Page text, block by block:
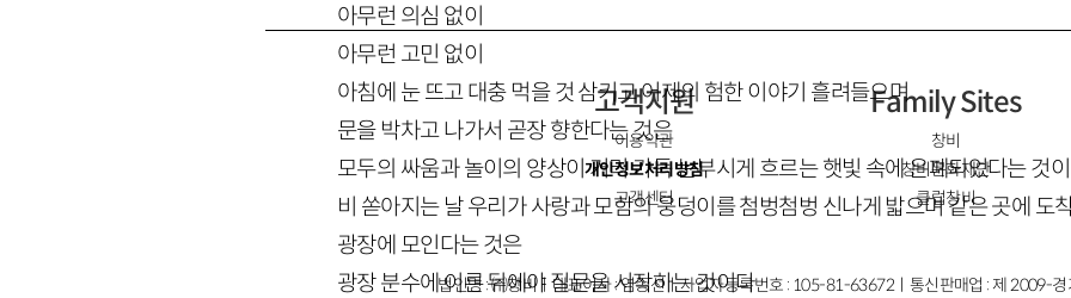
아무런 의심 없이
아무런 고민 없이
아침에 눈 뜨고 대충 먹을 것 삼키고 어제의 험한 이야기 흘려들으며
문을 박차고 나가서 곧장 향한다는 것은
모두의 싸움과 놀이의 양상이 거리 가득 눈부시게 흐르는 햇빛 속에 은폐되었다는 것
비 쏟아지는 날 우리가 사랑과 모함의 웅덩이를 첨벙첨벙 신나게 밟으며 같은 곳에 도
광장에 모인다는 것은
광장 분수에 이른 뒤에야 질문을 시작하는 것이다
고객지원
이용약관
개인정보처리방침
고객센터
Family Sites
창비
창비문화재단
클럽창비
법인명 : ㈜창비ㅣ대표이사 : 염종선ㅣ사업자등록번호 : 105-81-63672ㅣ통신판매업 : 제 2009-